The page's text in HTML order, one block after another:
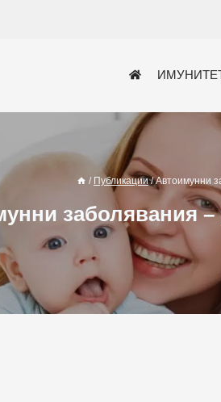
/ Публикации / Автоимунни
заболявания